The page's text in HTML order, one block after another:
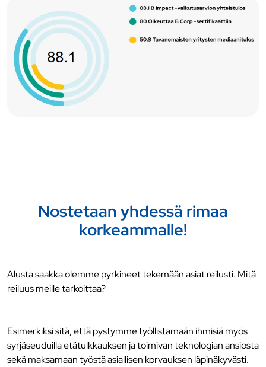
Nostetaan yhdessä rimaa
korkeammalle!
Alusta saakka olemme pyrkineet tekemään asiat reilusti. Mitä
reiluus meille tarkoittaa?
Esimerkiksi sitä, että pystymme työllistämään ihmisiä myös
syrjäseuduilla etätulkkauksen ja toimivan teknologian ansiosta
sekä maksamaan työstä asiallisen korvauksen läpinäkyvästi.